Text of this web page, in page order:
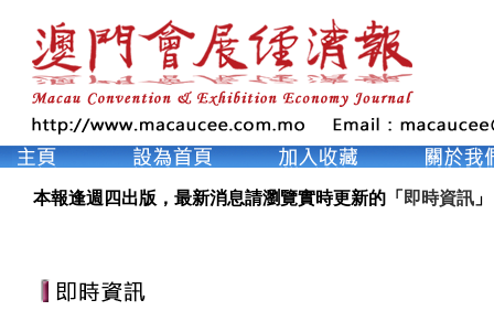
本報逢週四出版，最新消息請瀏覽實時更新的「 即時資訊 」